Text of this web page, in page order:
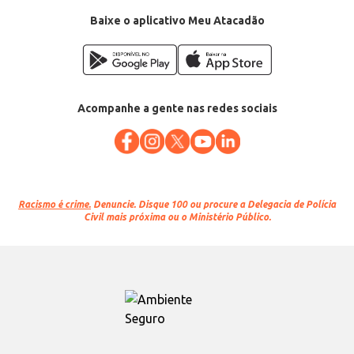
Baixe o aplicativo Meu Atacadão
Acompanhe a gente nas redes sociais
Racismo é crime. Denuncie. Disque 100 ou procure a Delegacia de Polícia
Civil mais próxima ou o Ministério Público.